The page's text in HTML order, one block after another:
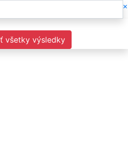
×
všetky výsledky